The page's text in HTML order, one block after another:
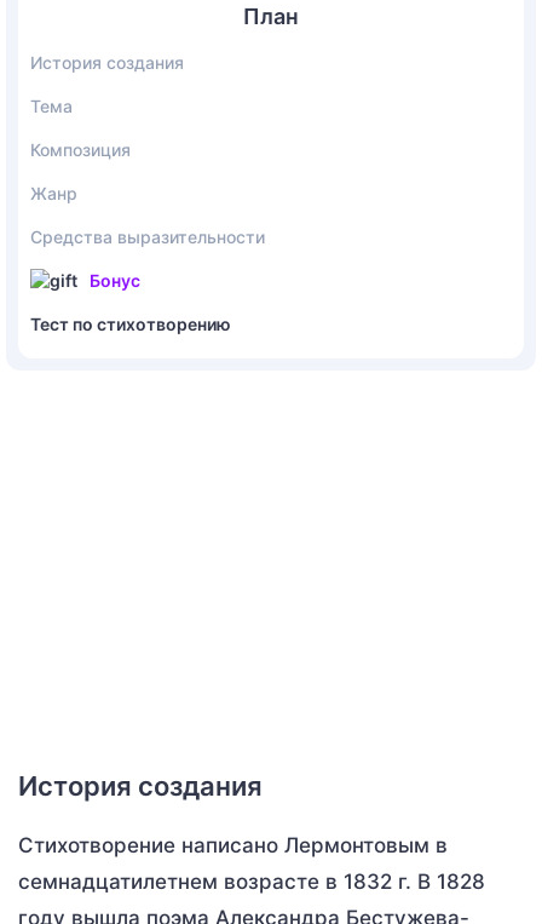
План
История создания
Тема
Композиция
Жанр
Средства выразительности
Бонус
Тест по стихотворению
История создания
Стихотворение написано Лермонтовым в
семнадцатилетнем возрасте в 1832 г. В 1828
году вышла поэма Александра Бестужева-